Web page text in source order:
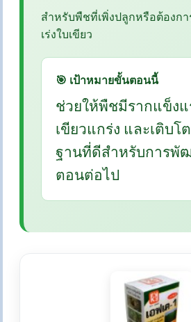
สำหรับพืชที่เพิ่งปลูกหรือต้องกา
เร่งใบเขียว
🎯 เป้าหมายขั้นตอนนี้
ช่วยให้พืชมีรากแข็งแ
เขียวแกร่ง และเติบโ
ฐานที่ดีสำหรับการพั
ตอนต่อไป